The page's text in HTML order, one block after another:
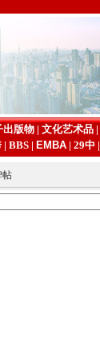
出版物| 文化艺术品|
| BBS| EMBA| 29中 |
帖